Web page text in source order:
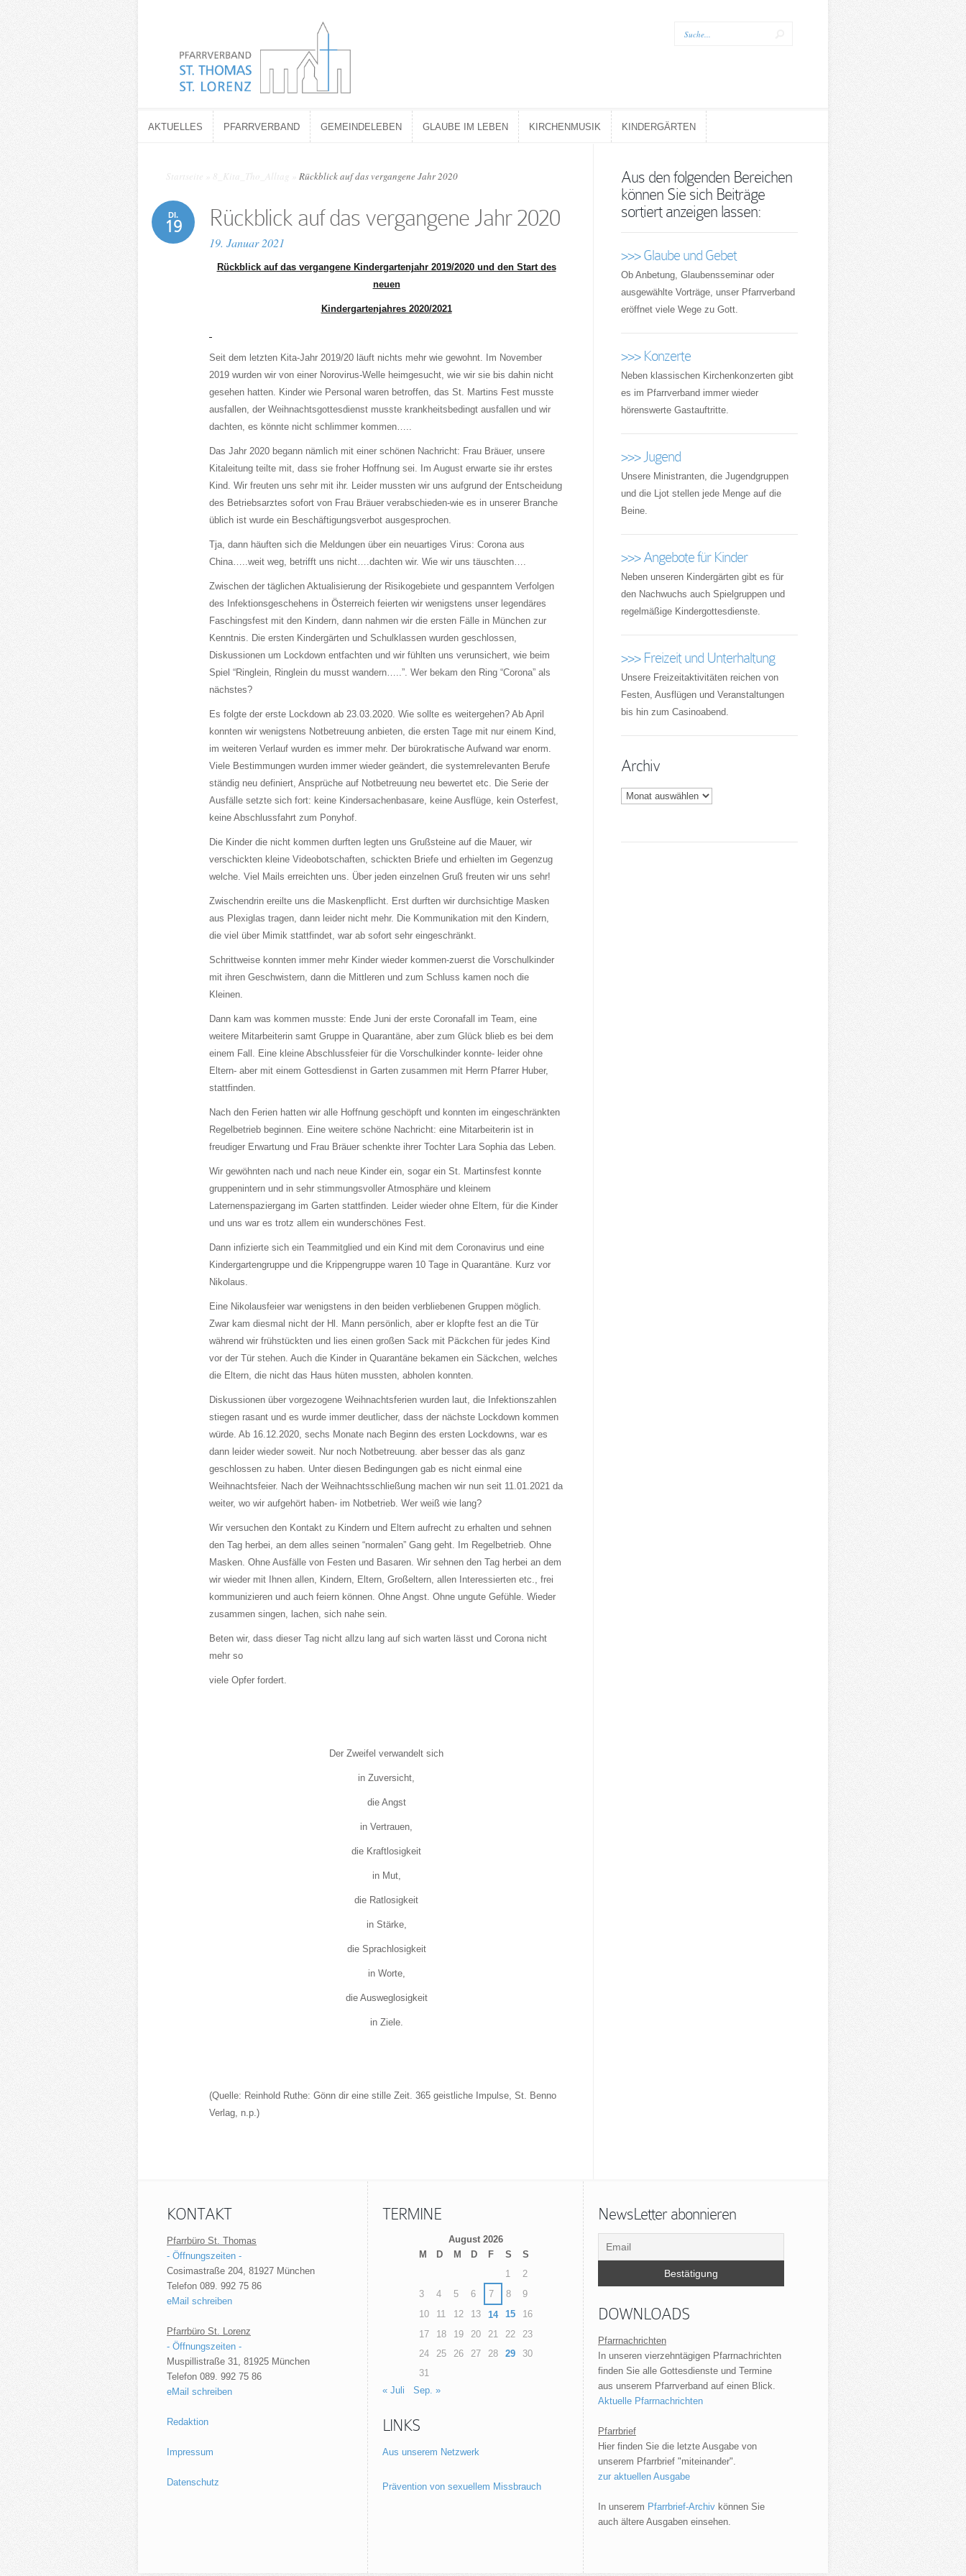
AKTUELLES PFARRVERBAND GEMEINDELEBEN GLAUBE IM LEBEN KIRCHENMUSIK KINDERGÄRTEN
Startseite 8_Kita_Tho_Alltag Rückblick auf das vergangene Jahr 2020
DI.
19 Rückblick auf das vergangene Jahr 2020
19. Januar 2021
Rückblick auf das vergangene Kindergartenjahr 2019/2020 und den Start des
neuen
Kindergartenjahres 2020/2021
Seit dem letzten Kita-Jahr 2019/20 läuft nichts mehr wie gewohnt. Im November
2019 wurden wir von einer Norovirus-Welle heimgesucht, wie wir sie bis dahin nicht
gesehen hatten. Kinder wie Personal waren betroffen, das St. Martins Fest musste
ausfallen, der Weihnachtsgottesdienst musste krankheitsbedingt ausfallen und wir
dachten, es könnte nicht schlimmer kommen…..
Das Jahr 2020 begann nämlich mit einer schönen Nachricht: Frau Bräuer, unsere
Kitaleitung teilte mit, dass sie froher Hoffnung sei. Im August erwarte sie ihr erstes
Kind. Wir freuten uns sehr mit ihr. Leider mussten wir uns aufgrund der Entscheidung
des Betriebsarztes sofort von Frau Bräuer verabschieden-wie es in unserer Branche
üblich ist wurde ein Beschäftigungsverbot ausgesprochen.
Tja, dann häuften sich die Meldungen über ein neuartiges Virus: Corona aus
China…..weit weg, betrifft uns nicht….dachten wir. Wie wir uns täuschten….
Zwischen der täglichen Aktualisierung der Risikogebiete und gespanntem Verfolgen
des Infektionsgeschehens in Österreich feierten wir wenigstens unser legendäres
Faschingsfest mit den Kindern, dann nahmen wir die ersten Fälle in München zur
Kenntnis. Die ersten Kindergärten und Schulklassen wurden geschlossen,
Diskussionen um Lockdown entfachten und wir fühlten uns verunsichert, wie beim
Spiel “Ringlein, Ringlein du musst wandern…..”. Wer bekam den Ring “Corona” als
nächstes?
Es folgte der erste Lockdown ab 23.03.2020. Wie sollte es weitergehen? Ab April
konnten wir wenigstens Notbetreuung anbieten, die ersten Tage mit nur einem Kind,
im weiteren Verlauf wurden es immer mehr. Der bürokratische Aufwand war enorm.
Viele Bestimmungen wurden immer wieder geändert, die systemrelevanten Berufe
ständig neu definiert, Ansprüche auf Notbetreuung neu bewertet etc. Die Serie der
Ausfälle setzte sich fort: keine Kindersachenbasare, keine Ausflüge, kein Osterfest,
keine Abschlussfahrt zum Ponyhof.
Die Kinder die nicht kommen durften legten uns Grußsteine auf die Mauer, wir
verschickten kleine Videobotschaften, schickten Briefe und erhielten im Gegenzug
welche. Viel Mails erreichten uns. Über jeden einzelnen Gruß freuten wir uns sehr!
Zwischendrin ereilte uns die Maskenpflicht. Erst durften wir durchsichtige Masken
aus Plexiglas tragen, dann leider nicht mehr. Die Kommunikation mit den Kindern,
die viel über Mimik stattfindet, war ab sofort sehr eingeschränkt.
Schrittweise konnten immer mehr Kinder wieder kommen-zuerst die Vorschulkinder
mit ihren Geschwistern, dann die Mittleren und zum Schluss kamen noch die
Kleinen.
Dann kam was kommen musste: Ende Juni der erste Coronafall im Team, eine
weitere Mitarbeiterin samt Gruppe in Quarantäne, aber zum Glück blieb es bei dem
einem Fall. Eine kleine Abschlussfeier für die Vorschulkinder konnte- leider ohne
Eltern- aber mit einem Gottesdienst in Garten zusammen mit Herrn Pfarrer Huber,
stattfinden.
Nach den Ferien hatten wir alle Hoffnung geschöpft und konnten im eingeschränkten
Regelbetrieb beginnen. Eine weitere schöne Nachricht: eine Mitarbeiterin ist in
freudiger Erwartung und Frau Bräuer schenkte ihrer Tochter Lara Sophia das Leben.
Wir gewöhnten nach und nach neue Kinder ein, sogar ein St. Martinsfest konnte
gruppenintern und in sehr stimmungsvoller Atmosphäre und kleinem
Laternenspaziergang im Garten stattfinden. Leider wieder ohne Eltern, für die Kinder
und uns war es trotz allem ein wunderschönes Fest.
Dann infizierte sich ein Teammitglied und ein Kind mit dem Coronavirus und eine
Kindergartengruppe und die Krippengruppe waren 10 Tage in Quarantäne. Kurz vor
Nikolaus.
Eine Nikolausfeier war wenigstens in den beiden verbliebenen Gruppen möglich.
Zwar kam diesmal nicht der Hl. Mann persönlich, aber er klopfte fest an die Tür
während wir frühstückten und lies einen großen Sack mit Päckchen für jedes Kind
vor der Tür stehen. Auch die Kinder in Quarantäne bekamen ein Säckchen, welches
die Eltern, die nicht das Haus hüten mussten, abholen konnten.
Diskussionen über vorgezogene Weihnachtsferien wurden laut, die Infektionszahlen
stiegen rasant und es wurde immer deutlicher, dass der nächste Lockdown kommen
würde. Ab 16.12.2020, sechs Monate nach Beginn des ersten Lockdowns, war es
dann leider wieder soweit. Nur noch Notbetreuung. aber besser das als ganz
geschlossen zu haben. Unter diesen Bedingungen gab es nicht einmal eine
Weihnachtsfeier. Nach der Weihnachtsschließung machen wir nun seit 11.01.2021 da
weiter, wo wir aufgehört haben- im Notbetrieb. Wer weiß wie lang?
Wir versuchen den Kontakt zu Kindern und Eltern aufrecht zu erhalten und sehnen
den Tag herbei, an dem alles seinen “normalen” Gang geht. Im Regelbetrieb. Ohne
Masken. Ohne Ausfälle von Festen und Basaren. Wir sehnen den Tag herbei an dem
wir wieder mit Ihnen allen, Kindern, Eltern, Großeltern, allen Interessierten etc., frei
kommunizieren und auch feiern können. Ohne Angst. Ohne ungute Gefühle. Wieder
zusammen singen, lachen, sich nahe sein.
Beten wir, dass dieser Tag nicht allzu lang auf sich warten lässt und Corona nicht
mehr so
viele Opfer fordert.
Der Zweifel verwandelt sich
in Zuversicht,
die Angst
in Vertrauen,
die Kraftlosigkeit
in Mut,
die Ratlosigkeit
in Stärke,
die Sprachlosigkeit
in Worte,
die Ausweglosigkeit
in Ziele.
(Quelle: Reinhold Ruthe: Gönn dir eine stille Zeit. 365 geistliche Impulse, St. Benno
Verlag, n.p.)
Aus den folgenden Bereichen
können Sie sich Beiträge
sortiert anzeigen lassen:
>>> Glaube und Gebet
Ob Anbetung, Glaubensseminar oder
ausgewählte Vorträge, unser Pfarrverband
eröffnet viele Wege zu Gott.
>>> Konzerte
Neben klassischen Kirchenkonzerten gibt
es im Pfarrverband immer wieder
hörenswerte Gastauftritte.
>>> Jugend
Unsere Ministranten, die Jugendgruppen
und die Ljot stellen jede Menge auf die
Beine.
>>> Angebote für Kinder
Neben unseren Kindergärten gibt es für
den Nachwuchs auch Spielgruppen und
regelmäßige Kindergottesdienste.
>>> Freizeit und Unterhaltung
Unsere Freizeitaktivitäten reichen von
Festen, Ausflügen und Veranstaltungen
bis hin zum Casinoabend.
Archiv
Archiv
KONTAKT
Pfarrbüro St. Thomas
- Öffnungszeiten -
Cosimastraße 204, 81927 München
Telefon 089. 992 75 86
eMail schreiben
Pfarrbüro St. Lorenz
- Öffnungszeiten -
Muspillistraße 31, 81925 München
Telefon 089. 992 75 86
eMail schreiben
Redaktion
Impressum
Datenschutz
TERMINE
August 2026
M
D M D F S
S
1
2
3
4 5 6 7 8
9
10
11 12 13 14 15
16
17
18 19 20 21 22
23
24
25 26 27 28 29
30
31
« Juli
Sep. »
LINKS
Aus unserem Netzwerk
Prävention von sexuellem Missbrauch
NewsLetter abonnieren
DOWNLOADS
Pfarrnachrichten
In unseren vierzehntägigen Pfarrnachrichten
finden Sie alle Gottesdienste und Termine
aus unserem Pfarrverband auf einen Blick.
Aktuelle Pfarrnachrichten
Pfarrbrief
Hier finden Sie die letzte Ausgabe von
unserem Pfarrbrief "miteinander".
zur aktuellen Ausgabe
In unserem Pfarrbrief-Archiv können Sie
auch ältere Ausgaben einsehen.